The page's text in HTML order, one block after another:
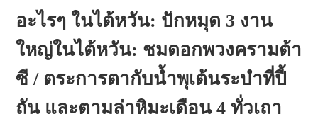
อะไรๆ ในไต้หวัน: ปักหมุด 3 งาน
ใหญ่ในไต้หวัน: ชมดอกพวงครามต้า
ซี / ตระการตากับน้ำพุเต้นระบำที่ปี้
ถัน และตามล่าหิมะเดือน 4 ทั่วเถา